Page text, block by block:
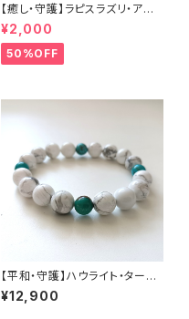
【癒し・守護】ラピスラズリ・アメ
ジスト・水晶（石サイズ:12〜6m
m） 内径15cm
¥2,000
50%OFF
【平和・守護】ハウライト・ターコ
イズ （石サイズ:10mm）内径17
cm
¥12,900